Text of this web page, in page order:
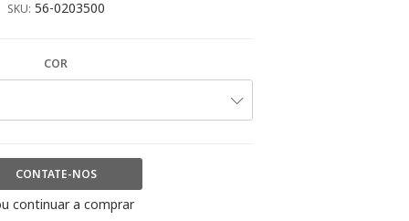
SKU: 56-0203500
COR
CONTATE-NOS
continuar a comprar